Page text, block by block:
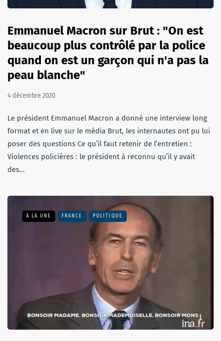
Emmanuel Macron sur Brut : "On est
beaucoup plus contrôlé par la police
quand on est un garçon qui n'a pas la
peau blanche"
4 décembre 2020
Le président Emmanuel Macron a donné une interview long
format et en live sur le média Brut, les internautes ont pu lui
poser des questions Ce qu’il faut retenir de l’entretien :
Violences policières : le président à reconnu qu’il y avait
des…
A LA UNE FRANCE POLITIQUE